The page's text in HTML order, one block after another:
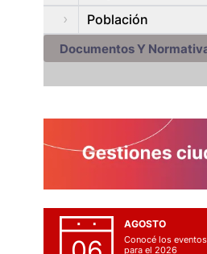
Población
Documentos Y
AGOSTO
Conocé los
para el 2026